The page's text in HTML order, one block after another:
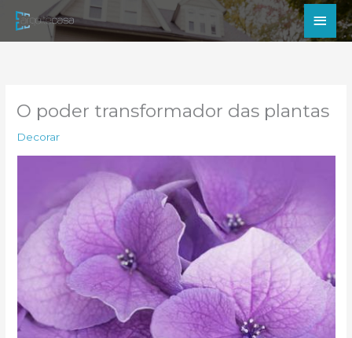
para
O poder transformador das plantas
Decorar